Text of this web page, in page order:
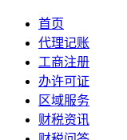
首页
代理记账
工商注册
办许可证
区域服务
财税资讯